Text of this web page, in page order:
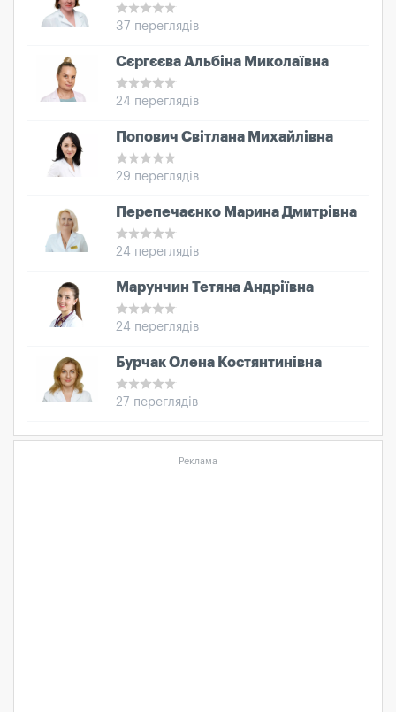
37 переглядів
Сєргєєва Альбіна Миколаївна
24 переглядів
Попович Світлана Михайлівна
29 переглядів
Перепечаєнко Марина Дмитрівна
24 переглядів
Марунчин Тетяна Андріївна
24 переглядів
Бурчак Олена Костянтинівна
27 переглядів
Реклама